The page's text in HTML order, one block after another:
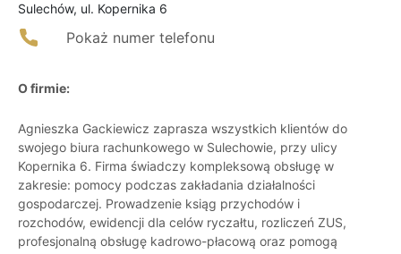
Sulechów, ul. Kopernika 6
Pokaż numer telefonu
O firmie:
Agnieszka Gackiewicz zaprasza wszystkich klientów do
swojego biura rachunkowego w Sulechowie, przy ulicy
Kopernika 6. Firma świadczy kompleksową obsługę w
zakresie: pomocy podczas zakładania działalności
gospodarczej. Prowadzenie ksiąg przychodów i
rozchodów, ewidencji dla celów ryczałtu, rozliczeń ZUS,
profesjonalną obsługę kadrowo-płacową oraz pomogą